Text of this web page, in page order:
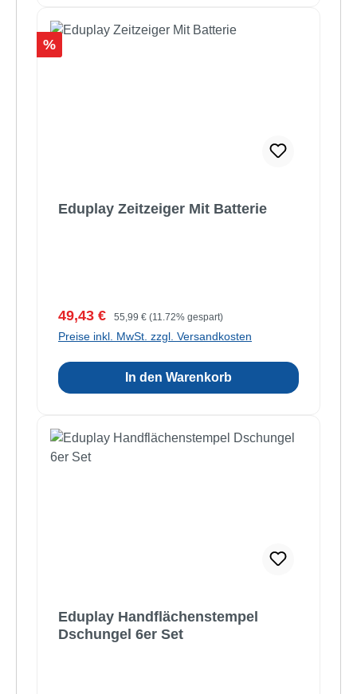
Rabatt
%
Eduplay Zeitzeiger Mit Batterie
Verkaufspreis:
49,43 € Regulärer Preis:
55,99 € (11.72% gespart)
Preise inkl. MwSt. zzgl. Versandkosten
In den Warenkorb
Eduplay Handflächenstempel
Dschungel 6er Set